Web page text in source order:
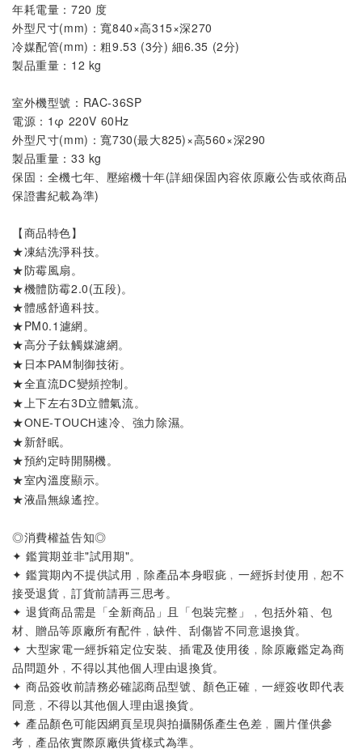
年耗電量：720 度
外型尺寸(mm)：寬840×高315×深270
冷媒配管(mm)：粗9.53 (3分) 細6.35 (2分)
製品重量 ：12 kg
室外機型號 ： RAC-36SP
電源：1φ 220V 60Hz
外型尺寸(mm)：寬730(最大825)×高560×深290
製品重量：33 kg
保固：全機七年、壓縮機十年(詳細保固內容依原廠公告或依商品
保證書紀載為準)
【商品特色】
★凍結洗淨科技。
★防霉風扇。
★機體防霉2.0(五段)。
★體感舒適科技。
★PM0.1濾網。
★高分子鈦觸媒濾網。
★ 日本PAM制御技術。
★全直流DC變頻控制 。
★上下左右3D立體氣流。
★ONE-TOUCH速冷、強力除濕。
★新舒眠。
★預約定時開關機。
★室內溫度顯示。
★液晶無線遙控。
◎消費權益告知◎
✦ 鑑賞期並非"試用期"。
✦ 鑑賞期內不提供試用﹐除產品本身暇疵﹐一經拆封使用﹐恕不
接受退貨﹐訂貨前請再三思考。
✦ 退貨商品需是「全新商品」且「包裝完整」﹐包括外箱、包
材、贈品等原廠所有配件﹐缺件、刮傷皆不同意退換貨。
✦ 大型家電一經拆箱定位安裝、插電及使用後﹐除原廠鑑定為商
品問題外﹐不得以其他個人理由退換貨。
✦ 商品簽收前請務必確認商品型號、顏色正確﹐一經簽收即代表
同意﹐不得以其他個人理由退換貨。
✦ 產品顏色可能因網頁呈現與拍攝關係產生色差﹐圖片僅供參
考﹐產品依實際原廠供貨樣式為準。